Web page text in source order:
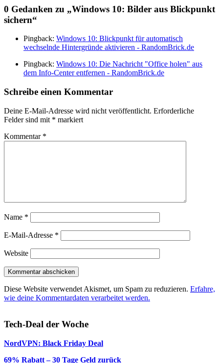
0 Gedanken zu „Windows 10: Bilder aus Blickpunkt
sichern“
Pingback: Windows 10: Blickpunkt für automatisch
wechselnde Hintergründe aktivieren - RandomBrick.de
Pingback: Windows 10: Die Nachricht "Office holen" aus
dem Info-Center entfernen - RandomBrick.de
Schreibe einen Kommentar
Deine E-Mail-Adresse wird nicht veröffentlicht. Erforderliche
Felder sind mit * markiert
Kommentar *
Name *
E-Mail-Adresse *
Website
Diese Website verwendet Akismet, um Spam zu reduzieren. Erfahre,
wie deine Kommentardaten verarbeitet werden.
Tech-Deal der Woche
NordVPN: Black Friday Deal
69% Rabatt – 30 Tage Geld zurück